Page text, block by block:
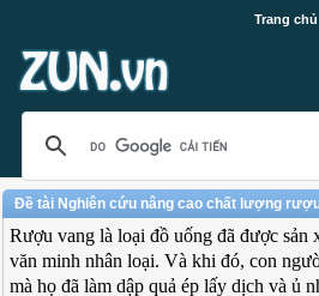
Trang chủ
Đề tài Nghiên cứu nâng cao chất lượng
Rượu vang là loại đồ uống đã được sản
văn minh nhân loại. Và khi đó, con
mà họ đã làm dập quả ép lấy dịch và ủ